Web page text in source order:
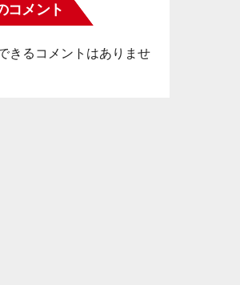
コメント
きるコメントはありませ